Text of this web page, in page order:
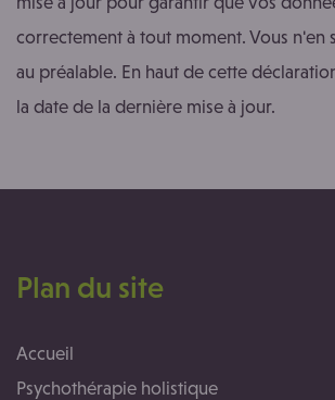
correctement à tout moment. Vous n'en
au préalable. En haut de cette
la date de la dernière mise à jour.
Plan du site
Accueil
Psychothérapie holistique